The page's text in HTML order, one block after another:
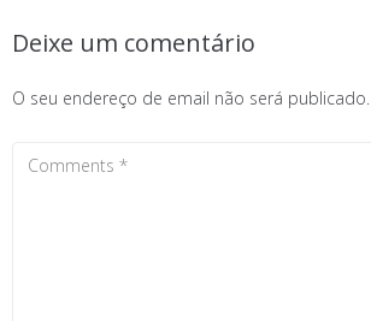
Deixe um comentário
O seu endereço de email não será publicado.